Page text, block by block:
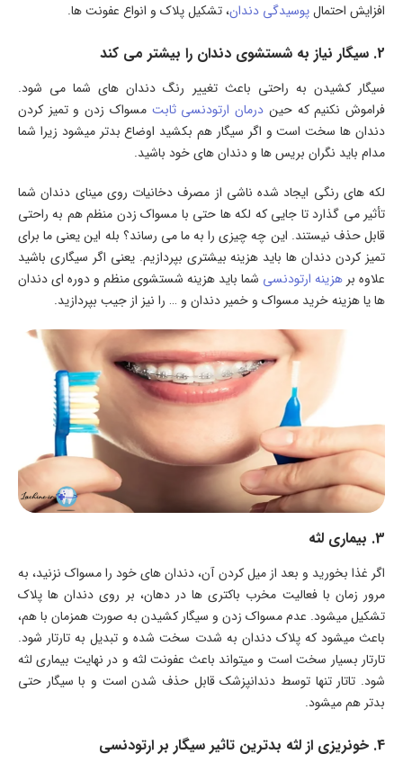
افزایش احتمالپوسیدگی دندان، تشکیل پلاک و انواع عفونت ها.
2. سیگار نیاز به شستشوی دندان را بیشتر می کند
سیگار کشیدن به راحتی باعث تغییر رنگ دندان های شما می شود.
فراموش نکنیم که حین درمان ارتودنسی ثابت مسواک زدن و تمیز کردن
دندان ها سخت است و اگر سیگار هم بکشید اوضاع بدتر میشود زیرا شما
مدام باید نگران بریس ها و دندان های خود باشید.
لکه های رنگی ایجاد شده ناشی از مصرف دخانیات روی مینای دندان شما
تأثیر می گذارد تا جایی که لکه ها حتی با مسواک زدن منظم هم به راحتی
قابل حذف نیستند. این چه چیزی را به ما می رساند؟ بله این یعنی ما برای
تمیز کردن دندان ها باید هزینه بیشتری بپردازیم. یعنی اگر سیگاری باشید
علاوه بر هزینه ارتودنسی شما باید هزینه شستشوی منظم و دوره ای دندان
ها یا هزینه خرید مسواک و خمیر دندان و … را نیز از جیب بپردازید.
3. بیماری لثه
اگر غذا بخورید و بعد از میل کردن آن، دندان های خود را مسواک نزنید، به
مرور زمان با فعالیت مخرب باکتری ها در دهان، بر روی دندان ها پلاک
تشکیل میشود. عدم مسواک زدن و سیگار کشیدن به صورت همزمان با هم،
باعث میشود که پلاک دندان به شدت سخت شده و تبدیل به تارتار شود.
تارتار بسیار سخت است و میتواند باعث عفونت لثه و در نهایت بیماری لثه
شود. تاتار تنها توسط دندانپزشک قابل حذف شدن است و با سیگار حتی
بدتر هم میشود.
4. خونریزی از لثه بدترین تاثیر سیگار بر ارتودنسی